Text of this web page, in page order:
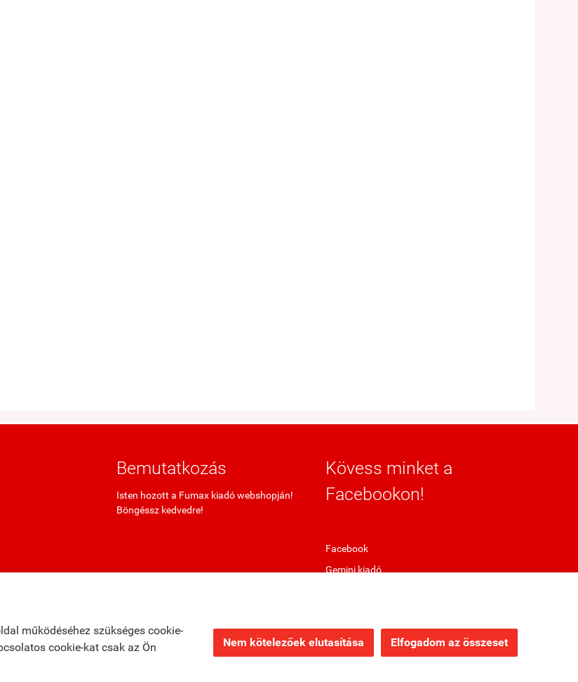
működéséhez szükséges cookie-
cookie-kat csak az Ön
Nem kötelezőek elutasítása Elfogadom az összeset
Bemutatkozás
Isten hozott a Fumax kiadó webshopján!
Böngéssz kedvedre!
Kövess minket a
Facebookon!
Facebook
Gemini kiadó